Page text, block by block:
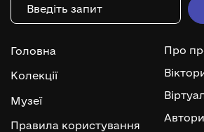
Головна
Колекції
Музеї
Правила користування
Про
Автори